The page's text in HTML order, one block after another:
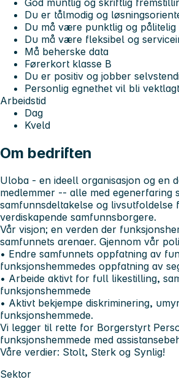
God muntlig og skriftlig
Du er tålmodig og
Du må være punktlig og pålitelig
Du må være fleksibel og
Må beherske data
Førerkort klasse B
Du er positiv og jobber
Personlig egnethet vil bli vektlagt
Arbeidstid
Dag
Kveld
Om bedriften
Uloba - en ideell organisasjon og en
medlemmer -- alle med
samfunnsdeltakelse og livsutfoldelse
verdiskapende samfunnsborgere.
Vår visjon; en verden der
samfunnets arenaer. Gjennom vår
• Endre samfunnets oppfatning av
funksjonshemmedes oppfatning av
• Arbeide aktivt for full likestilling,
funksjonshemmede
• Aktivt bekjempe diskriminering,
funksjonshemmede.
Vi legger til rette for Borgerstyrt
funksjonshemmede med
Våre verdier: Stolt, Sterk og Synlig!
Sektor